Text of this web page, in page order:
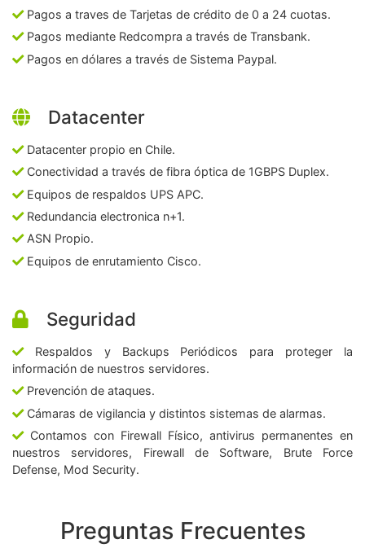
Pagos a traves de Tarjetas de crédito de 0 a 24 cuotas.
Pagos mediante Redcompra a través de Transbank.
Pagos en dólares a través de Sistema Paypal.
Datacenter
Datacenter propio en Chile.
Conectividad a través de fibra óptica de 1GBPS Duplex.
Equipos de respaldos UPS APC.
Redundancia electronica n+1.
ASN Propio.
Equipos de enrutamiento Cisco.
Seguridad
Respaldos y Backups Periódicos para proteger la
información de nuestros servidores.
Prevención de ataques.
Cámaras de vigilancia y distintos sistemas de alarmas.
Contamos con Firewall Físico, antivirus permanentes en
nuestros servidores, Firewall de Software, Brute Force
Defense, Mod Security.
Preguntas Frecuentes